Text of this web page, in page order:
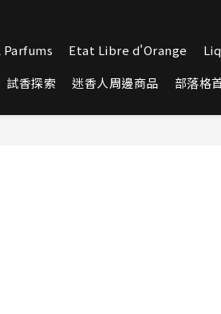
Parfums Etat Libre d'Orange
試香探索
迷香人周邊商品 部落格